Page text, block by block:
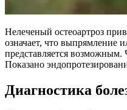
Нелеченый остеоартроз
означает, что выпрямление
представляется возможным.
Показано
Диагностика